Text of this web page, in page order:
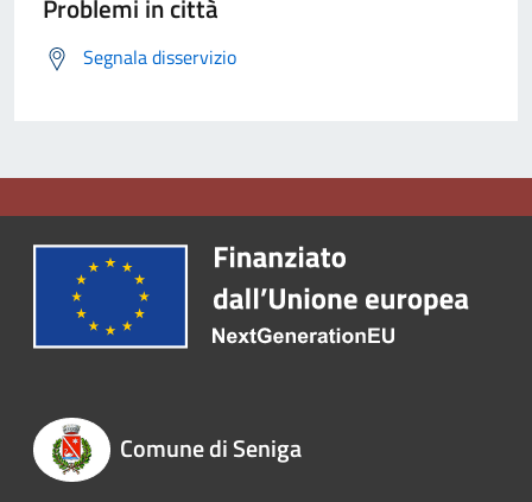
Problemi in città
Segnala disservizio
Comune di Seniga